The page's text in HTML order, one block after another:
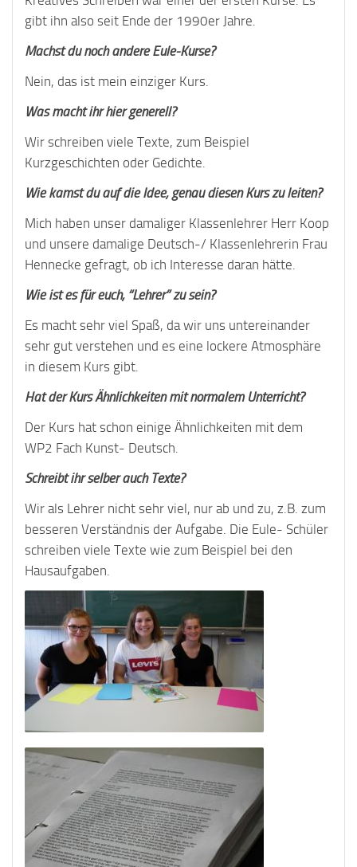
gibt ihn also seit Ende der 1990er Jahre.
Machst du noch andere Eule-Kurse?
Nein, das ist mein einziger Kurs.
Was macht ihr hier generell?
Wir schreiben viele Texte, zum Beispiel
Kurzgeschichten oder Gedichte.
Wie kamst du auf die Idee, genau diesen Kurs zu leiten?
Mich haben unser damaliger Klassenlehrer Herr Koop
und unsere damalige Deutsch-/ Klassenlehrerin Frau
Hennecke gefragt, ob ich Interesse daran hätte.
Wie ist es für euch, “Lehrer” zu sein?
Es macht sehr viel Spaß, da wir uns untereinander
sehr gut verstehen und es eine lockere Atmosphäre
in diesem Kurs gibt.
Hat der Kurs Ähnlichkeiten mit normalem Unterricht?
Der Kurs hat schon einige Ähnlichkeiten mit dem
WP2 Fach Kunst- Deutsch.
Schreibt ihr selber auch Texte?
Wir als Lehrer nicht sehr viel, nur ab und zu, z.B. zum
besseren Verständnis der Aufgabe. Die Eule- Schüler
schreiben viele Texte wie zum Beispiel bei den
Hausaufgaben.